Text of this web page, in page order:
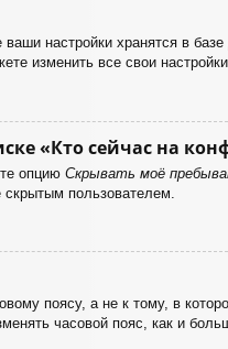
настройки хранятся в
изменить все свои
«Кто сейчас на
опцию Скрывать моё
пользователем.
поясу, а не к тому, в
часовой пояс, как и